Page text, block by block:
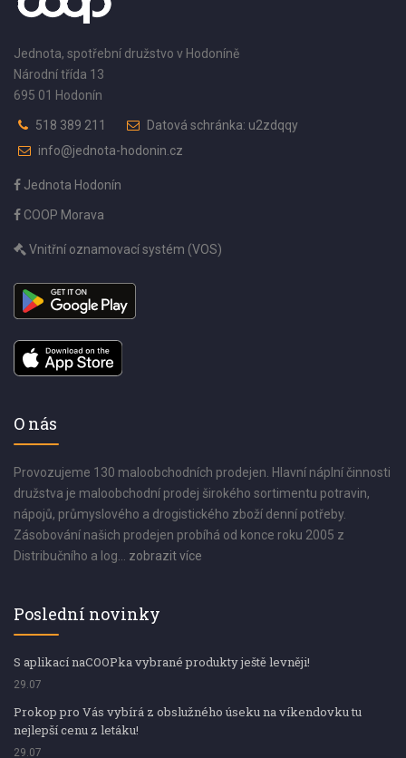
Jednota, spotřební družstvo v Hodoníně
Národní třída 13
695 01 Hodonín
518 389 211
Datová schránka: u2zdqqy
info@jednota-hodonin.cz
Jednota Hodonín
COOP Morava
Vnitřní oznamovací systém (VOS)
O nás
Provozujeme 130 maloobchodních prodejen. Hlavní náplní činnosti
družstva je maloobchodní prodej širokého sortimentu potravin,
nápojů, průmyslového a drogistického zboží denní potřeby.
Zásobování našich prodejen probíhá od konce roku 2005 z
Distribučního a log... zobrazit více
Poslední novinky
S aplikací naCOOPka vybrané produkty ještě levněji!
29.07
Prokop pro Vás vybírá z obslužného úseku na víkendovku tu
nejlepší cenu z letáku!
29.07